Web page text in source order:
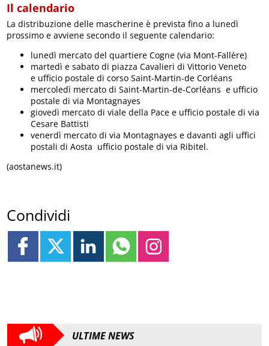
Il calendario
La distribuzione delle mascherine è prevista fino a lunedì
prossimo e avviene secondo il seguente calendario:
lunedì mercato del quartiere Cogne (via Mont-Fallère)
martedì e sabato di piazza Cavalieri di Vittorio Veneto
e ufficio postale di corso Saint-Martin-de Corléans
mercoledì mercato di Saint-Martin-de-Corléans e ufficio
postale di via Montagnayes
giovedì mercato di viale della Pace e ufficio postale di via
Cesare Battisti
venerdì mercato di via Montagnayes e davanti agli uffici
postali di Aosta ufficio postale di via Ribitel.
(aostanews.it)
Condividi
ULTIME NEWS